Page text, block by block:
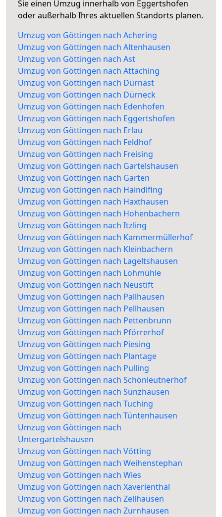
Sie einen Umzug innerhalb von Eggertshofen
oder außerhalb Ihres aktuellen Standorts planen.
Umzug von Göttingen nach Achering
Umzug von Göttingen nach Altenhausen
Umzug von Göttingen nach Ast
Umzug von Göttingen nach Attaching
Umzug von Göttingen nach Dürnast
Umzug von Göttingen nach Dürneck
Umzug von Göttingen nach Edenhofen
Umzug von Göttingen nach Eggertshofen
Umzug von Göttingen nach Erlau
Umzug von Göttingen nach Feldhof
Umzug von Göttingen nach Freising
Umzug von Göttingen nach Gartelshausen
Umzug von Göttingen nach Garten
Umzug von Göttingen nach Haindlfing
Umzug von Göttingen nach Haxthausen
Umzug von Göttingen nach Hohenbachern
Umzug von Göttingen nach Itzling
Umzug von Göttingen nach Kammermüllerhof
Umzug von Göttingen nach Kleinbachern
Umzug von Göttingen nach Lageltshausen
Umzug von Göttingen nach Lohmühle
Umzug von Göttingen nach Neustift
Umzug von Göttingen nach Pallhausen
Umzug von Göttingen nach Pellhausen
Umzug von Göttingen nach Pettenbrunn
Umzug von Göttingen nach Pförrerhof
Umzug von Göttingen nach Piesing
Umzug von Göttingen nach Plantage
Umzug von Göttingen nach Pulling
Umzug von Göttingen nach Schönleutnerhof
Umzug von Göttingen nach Sünzhausen
Umzug von Göttingen nach Tuching
Umzug von Göttingen nach Tüntenhausen
Umzug von Göttingen nach
Untergartelshausen
Umzug von Göttingen nach Vötting
Umzug von Göttingen nach Weihenstephan
Umzug von Göttingen nach Wies
Umzug von Göttingen nach Xaverienthal
Umzug von Göttingen nach Zellhausen
Umzug von Göttingen nach Zurnhausen